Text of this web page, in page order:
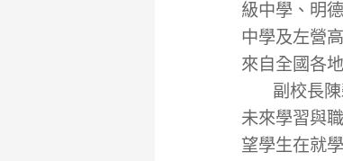
級中學、明
中學及左營
來自全國各
副校長陳
未來學習與
望學生在就